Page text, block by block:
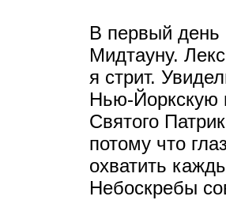
В первый день
Мидтауну.
я стрит.
Нью-Йоркскую
Святого
потому что
охватить
Небоскребы